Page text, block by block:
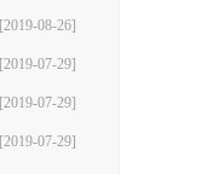
[2019-08-26]
[2019-07-29]
[2019-07-29]
[2019-07-29]